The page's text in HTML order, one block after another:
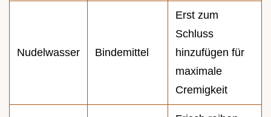
Nudelwasser Bindemittel
Erst zum
Schluss
hinzufügen für
maximale
Cremigkeit